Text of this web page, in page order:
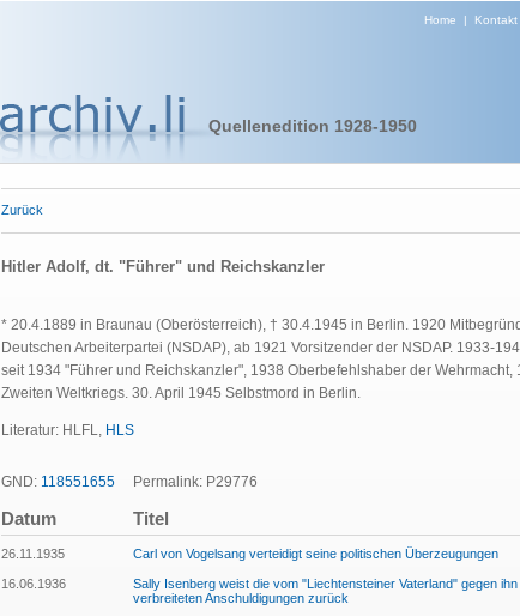
Home | Kontakt
Quellenedition 1928-1950
Zurück
Hitler Adolf, dt. "Führer" und Reichskanzler
* 20.4.1889 in Braunau (Oberösterreich), † 30.4.1945 in Berlin. 1920
Deutschen Arbeiterpartei (NSDAP), ab 1921 Vorsitzender der NSDAP. 1933-
seit 1934 "Führer und Reichskanzler", 1938 Oberbefehlshaber der Wehrmacht,
Zweiten Weltkriegs. 30. April 1945 Selbstmord in Berlin.
Literatur: HLFL, HLS
GND: 118551655 Permalink: P29776
Datum Titel
26.11.1935 Carl von Vogelsang verteidigt seine politischen Überzeugungen
16.06.1936
Sally Isenberg weist die vom "Liechtensteiner Vaterland" gegen ihn
verbreiteten Anschuldigungen zurück